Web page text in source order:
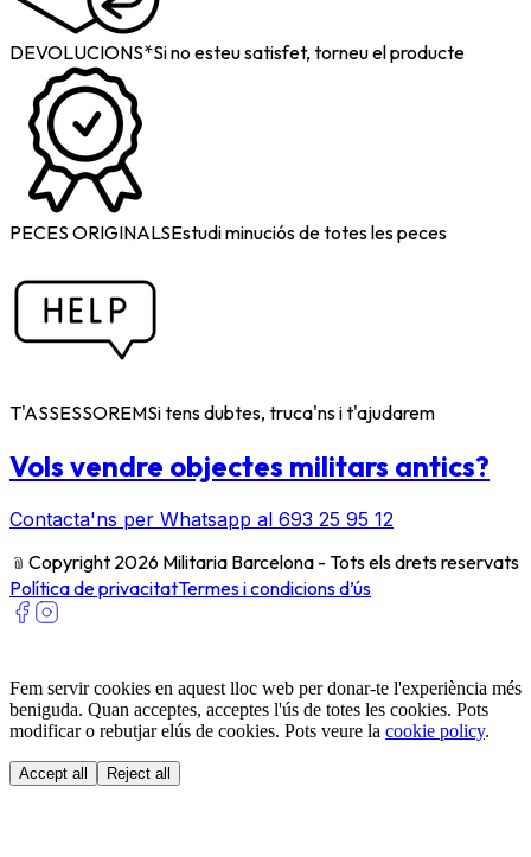
DEVOLUCIONS*Si no esteu satisfet, torneu el producte
PECES ORIGINALSEstudi minuciós de totes les peces
T'ASSESSOREMSi tens dubtes, truca'ns i t'ajudarem
Vols vendre objectes militars antics?
Contacta'ns per Whatsapp al 693 25 95 12
﹫ Copyright 2026 Militaria Barcelona - Tots els drets reservats
Política de privacitatTermes i condicions d’ús
Fem servir cookies en aquest lloc web per donar-te l'experiència més
beniguda. Quan acceptes, acceptes l'ús de totes les cookies. Pots
modificar o rebutjar elús de cookies. Pots veure la cookie policy.
Accept all Reject all